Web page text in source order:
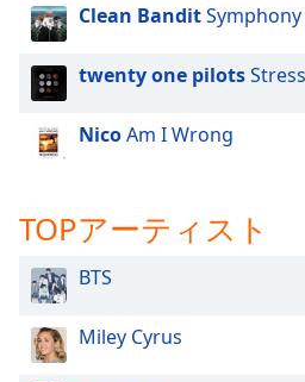
window.
Text
Color
Opacity
Text
Color
Opacity
Clean Bandit
twenty one pilots
NicoAm I Wrong
TOPアーティスト
BTS
Miley Cyrus